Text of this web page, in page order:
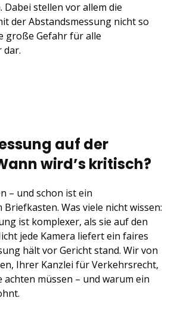
Dabei stellen vor allem die
der Abstandsmessung nicht so
große Gefahr für alle
dar.
auf der
wird’s kritisch?
– und schon ist ein
Was viele nicht wissen:
ist komplexer, als sie auf den
jede Kamera liefert ein faires
hält vor Gericht stand. Wir von
Ihrer Kanzlei für Verkehrsrecht,
müssen – und warum ein